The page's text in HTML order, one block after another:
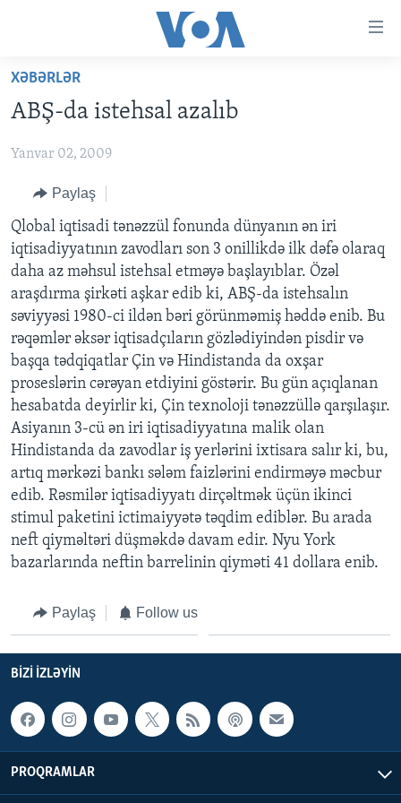
Skip
main
Skip
Navigation
Skip
to
Search
ANA SƏHİFƏ
PROQRAMLAR
AMERIKA İCMALI
DÜNYAYA BAXIŞ
FAKTLAR NƏ DEYIR?
AZƏRBAYCAN
DÜNYA
UKRAYNA BÖHRANI
İSRAIL-HƏMAS MÜNAQIŞƏSI
ABŞ
ABŞ SEÇKILƏRI 2024
İRAN AZƏRBAYCANI
VIDEOLAR
MEDIA AZADLIĞI
BAŞ MƏQALƏ
LEARNING ENGLISH
BIZI IZLƏYIN
Dillər
XƏBƏRLƏR
ABŞ-da istehsal azalıb
Yanvar 02, 2009
Paylaş
Qlobal iqtisadi tənəzzül fonunda dünyanın ən iri
iqtisadiyyatının zavodları son 3 onillikdə ilk dəfə olaraq
daha az məhsul istehsal etməyə başlayıblar. Özəl
araşdırma şirkəti aşkar edib ki, ABŞ-da istehsalın
səviyyəsi 1980-ci ildən bəri görünməmiş həddə enib. Bu
rəqəmlər əksər iqtisadçıların gözlədiyindən pisdir və
başqa tədqiqatlar Çin və Hindistanda da oxşar
proseslərin cərəyan etdiyini göstərir. Bu gün açıqlanan
hesabatda deyirlir ki, Çin texnoloji tənəzzüllə qarşılaşır.
Asiyanın 3-cü ən iri iqtisadiyyatına malik olan
Hindistanda da zavodlar iş yerlərini ixtisara salır ki, bu,
artıq mərkəzi bankı sələm faizlərini endirməyə məcbur
edib. Rəsmilər iqtisadiyyatı dirçəltmək üçün ikinci
stimul paketini ictimaiyyətə təqdim ediblər. Bu arada
neft qiyməltəri düşməkdə davam edir. Nyu York
bazarlarında neftin barrelinin qiyməti 41 dollara enib.
Paylaş Follow us
BIZI IZLƏYIN
PROQRAMLAR